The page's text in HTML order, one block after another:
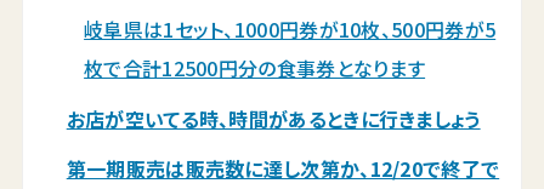
岐阜県は1セット、1000円券が10枚、500円券が5
枚で合計12500円分の食事券となります
お店が空いてる時、時間があるときに行きましょう
第一期販売は販売数に達し次第か、12/20で終了で